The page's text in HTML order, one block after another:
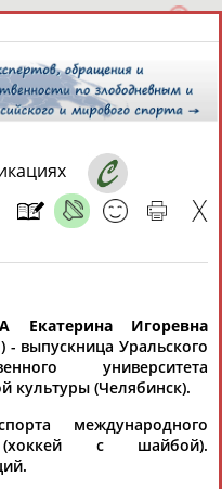
2026 года,
Расширенный поиск
Юлия
Екатерина Игоревна
- выпускница Уральского
университета
культуры (Челябинск).
международного
с шайбой).